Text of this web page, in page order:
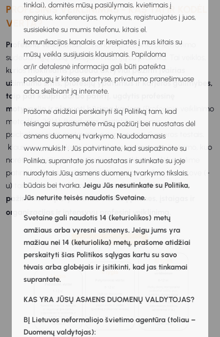
tinklai), domitės mūsų pasiūlymais, kvietimais į
renginius, konferencijas, mokymus, registruojatės į juos,
susisiekiate su mumis telefonu, kitais el.
komunikacijos kanalais ar kreipiatės į mus kitais su
mūsų veikla susijusiais klausimais. Papildoma
ar/ir detalesnė informacija gali būti pateikta
paslaugų ir kitose sutartyse, privatumo pranešimuose
arba skelbiant ją internete.
Prašome atidžiai perskaityti šią Politiką tam, kad
teisingai suprastumėte mūsų požiūrį bei nuostatas dėl
asmens duomenų tvarkymo. Naudodamasis
www.mukis.lt . Jūs patvirtinate, kad susipažinote su
Politika, suprantate jos nuostatas ir sutinkate su joje
nurodytais Jūsų asmens duomenų tvarkymo tikslais,
būdais bei tvarka. Jeigu Jūs nesutinkate su Politika,
Jūs neturite teisės naudotis Svetaine.
Svetaine gali naudotis 14 (keturiolikos) metų
amžiaus arba vyresni asmenys. Jeigu jums yra
mažiau nei 14 (keturiolika) metų, prašome atidžiai
perskaityti šias Politikos sąlygas kartu su savo
tėvais arba globėjais ir įsitikinti, kad jas tinkamai
suprantate.
KAS YRA JŪSŲ ASMENS DUOMENŲ VALDYTOJAS?
BĮ Lietuvos neformaliojo švietimo agentūra (toliau –
Duomenų valdytojas):
PROFESINIS VEIKLINIMAS - KAS TAI IR KODĖL
VERTA?
Profesinis veiklinimas– viena iš profesinio orientavimo
sudedamųjų dalių, susiejanti teoriją su praktika. Tai veiklos,
kuriosmokiniams padeda aktyviai pažinti įvairias
užimtumo sritis, profesijų ypatumus ir karjeros galimybes,
taip pat kaupti darbo patirtį, ugdytis profesinę
motyvaciją ir planuoti būsimą karjerą(Profesinio veiklinimo
metodika, 2014). Bandymai „išsitirti“ įvairiomis
psichologinėmis matavimo priemonėmis (karjeros testais,
klausimynais, skalėmis ir kt.) dar negarantuoja žinojimo, kuo
norėtume būti ateityje. Profesinio veiklinimo dėka galime
patirti, ką iš tiesų reiškia būti išsvajotos profesijos atstove (-
u) tam tikrose profesinės veiklos sferose.Jis apima
pažintinius ir patyriminius vizitus į įmones, įstaigas ir
organizacijas ir intensyvų profesinį veiklinimą.